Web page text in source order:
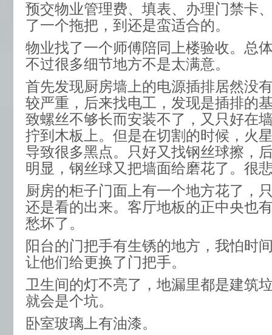
预交物业管理费、填表、办理门禁卡
了一个拖把，到还是蛮适合的。
物业找了一个师傅陪同上楼验收。总
不过很多细节地方不是太满意。
首先发现厨房墙上的电源插排居然没
较严重，后来找电工，发现是插排的
致螺丝不够长而安装不了，又只好在
拧到木板上。但是在切割的时候，火
导致很多黑点。只好又找钢丝球擦，
明显，钢丝球又把墙面给磨花了。很
厨房的柜子门面上有一个地方花了，
还是看的出来。客厅地板的正中央也
愁坏了。
阳台的门把手有生锈的地方，我怕时
让他们给更换了门把手。
卫生间的灯不亮了，地漏里都是建筑
就会是个坑。
卧室玻璃上有油漆。